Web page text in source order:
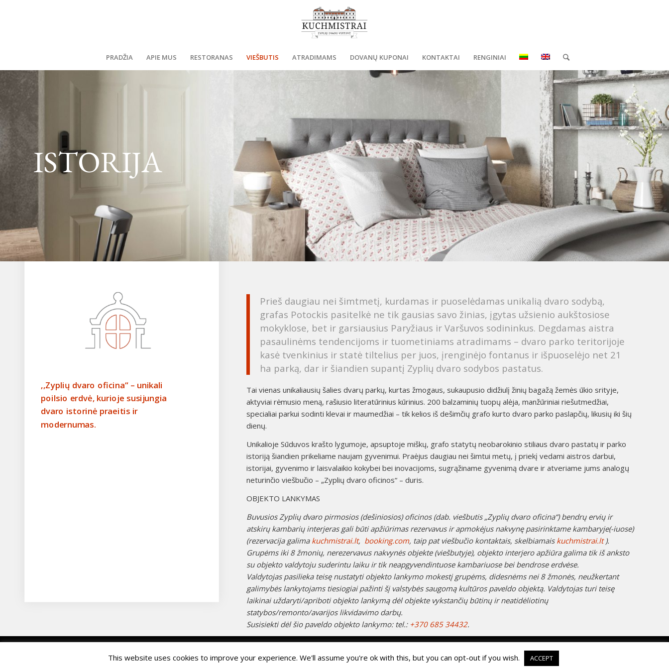
PRADŽIA APIE MUS RESTORANAS VIEŠBUTIS ATRADIMAMS DOVANŲ KUPONAI KONTAKTAI RENGINIAI
ISTORIJA
,,Zyplių dvaro oficina“ – unikali
poilsio erdvė, kurioje susijungia
dvaro istorinė praeitis ir
modernumas.
Prieš daugiau nei šimtmetį, kurdamas ir puoselėdamas unikalią dvaro sodybą,
grafas Potockis pasitelkė ne tik gausias savo žinias, įgytas užsienio aukštosiose
mokyklose, bet ir garsiausius Paryžiaus ir Varšuvos sodininkus. Degdamas aistra
pasaulinėms tendencijoms ir tuometiniams atradimams – dvaro parko teritorijoje
kasė tvenkinius ir statė tiltelius per juos, įrenginėjo fontanus ir išpuoselėjo net 21
ha parką, dar ir šiandien supantį Zyplių dvaro sodybos pastatus.
Tai vienas unikaliausių šalies dvarų parkų, kurtas žmogaus, sukaupusio didžiulį žinių bagažą žemės ūkio srityje,
aktyviai rėmusio meną, rašiusio literatūrinius kūrinius. 200 balzaminių tuopų alėja, manžūriniai riešutmedžiai,
specialiai parkui sodinti klevai ir maumedžiai – tik kelios iš dešimčių grafo kurto dvaro parko paslapčių, likusių iki šių
dienų.
Unikalioje Sūduvos krašto lygumoje, apsuptoje miškų, grafo statytų neobarokinio stiliaus dvaro pastatų ir parko
istoriją šiandien prikeliame naujam gyvenimui. Praėjus daugiau nei šimtui metų, į priekį vedami aistros darbui,
istorijai, gyvenimo ir laisvalaikio kokybei bei inovacijoms, sugrąžiname gyvenimą dvare ir atveriame jums analogų
neturinčio viešbučio – „Zyplių dvaro oficinos“ – duris.
OBJEKTO LANKYMAS
Buvusios Zyplių dvaro pirmosios (dešiniosios) oficinos (dab. viešbutis „Zyplių dvaro oficina“) bendrų ervių ir
atskirų kambarių interjeras gali būti apžiūrimas rezervavus ir apmokėjus nakvynę pasirinktame kambaryje(-iuose)
(rezervacija galima kuchmistrai.lt, booking.com, taip pat viešbučio kontaktais, skelbiamais kuchmistrai.lt).
Grupėms iki 8 žmonių, nerezervavus nakvynės objekte (viešbutyje), objekto interjero apžiūra galima tik iš anksto
su objekto valdytoju suderintu laiku ir tik neapgyvendintuose kambariuose bei bendrose erdvėse.
Valdytojas pasilieka teisę nustatyti objekto lankymo mokestį grupėms, didesnėms nei 8 žmonės, neužkertant
galimybės lankytojams tiesiogiai pažinti šį valstybės saugomą kultūros paveldo objektą. Valdytojas turi teisę
laikinai uždaryti/apriboti objekto lankymą dėl objekte vykstančių būtinų ir neatidėliotinų
statybos/remonto/avarijos likvidavimo darbų.
Susisiekti dėl šio paveldo objekto lankymo: tel.: +370 685 34432.
© Copyright - Kuchmistrai 2020This website uses cookies to improve your experience. We'll assume you're ok with this, but you can opt-out if you wish. ACCEPT